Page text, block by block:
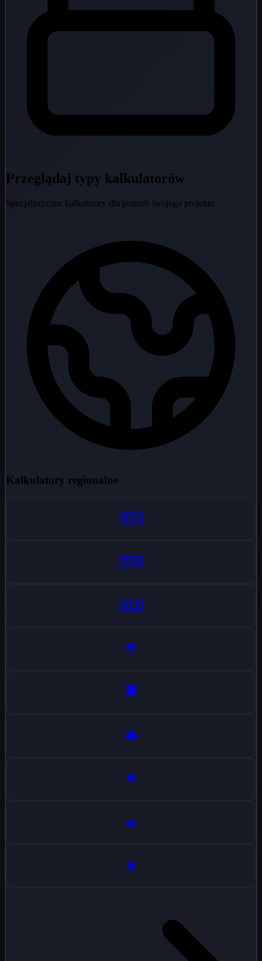
Przeglądaj typy kalkulatorów
Specjalistyczne kalkulatory dla potrzeb twojego projektu
Kalkulatory regionalne
🇦🇺
🇨🇦
🇳🇿
🌴
🏛️
🏔️
❄️
🚗
🌲